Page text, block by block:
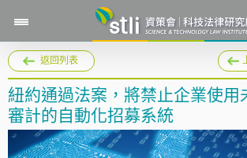
返回列表
紐約通過法案，將禁止企業使用
審計的自動化招募系統